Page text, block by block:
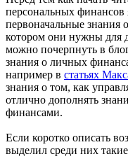
персональных финансов
первоначальные знания
котором они нужны для
можно почерпнуть в
знания о личных
например в статьях
знания о том, как
отлично дополнять
финансами.
Если коротко описать
выделил среди них